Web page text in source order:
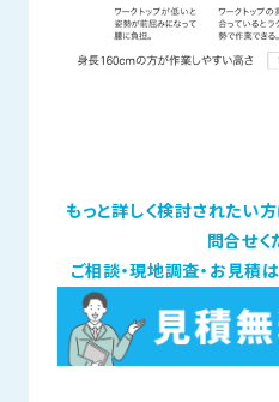
もっと詳しく検討されたい
問合せく
ご相談・現地調査・お見積